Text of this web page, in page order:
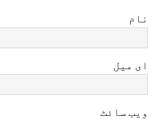
نام
ای میل
ویب سائٹ